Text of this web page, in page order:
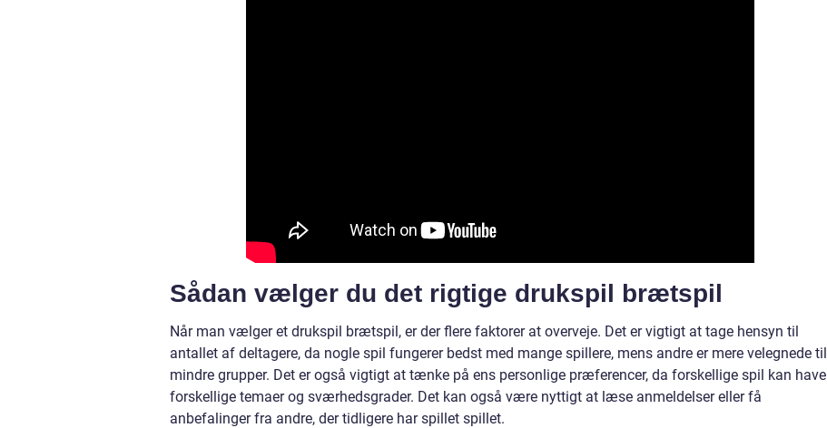
Sådan vælger du det rigtige drukspil brætspil
Når man vælger et drukspil brætspil, er der flere faktorer at overveje. Det er vigtigt at tage hensyn til
antallet af deltagere, da nogle spil fungerer bedst med mange spillere, mens andre er mere velegnede til
mindre grupper. Det er også vigtigt at tænke på ens personlige præferencer, da forskellige spil kan have
forskellige temaer og sværhedsgrader. Det kan også være nyttigt at læse anmeldelser eller få
anbefalinger fra andre, der tidligere har spillet spillet.